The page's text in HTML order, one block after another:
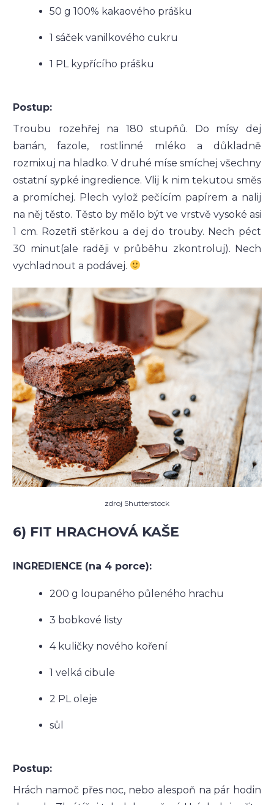
50 g 100% kakaového prášku
1 sáček vanilkového cukru
1 PL kypřícího prášku
Postup:
Troubu rozehřej na 180 stupňů. Do mísy dej
banán, fazole, rostlinné mléko a důkladně
rozmixuj na hladko. V druhé míse smíchej všechny
ostatní sypké ingredience. Vlij k nim tekutou směs
a promíchej. Plech vylož pečícím papírem a nalij
na něj těsto. Těsto by mělo být ve vrstvě vysoké asi
1 cm. Rozetři stěrkou a dej do trouby. Nech péct
30 minut(ale raději v průběhu zkontroluj). Nech
vychladnout a podávej.
zdroj Shutterstock
6) FIT HRACHOVÁ KAŠE
INGREDIENCE (na 4 porce):
200 g loupaného půleného hrachu
3 bobkové listy
4 kuličky nového koření
1 velká cibule
2 PL oleje
sůl
Postup:
Hrách namoč přes noc, nebo alespoň na pár hodin